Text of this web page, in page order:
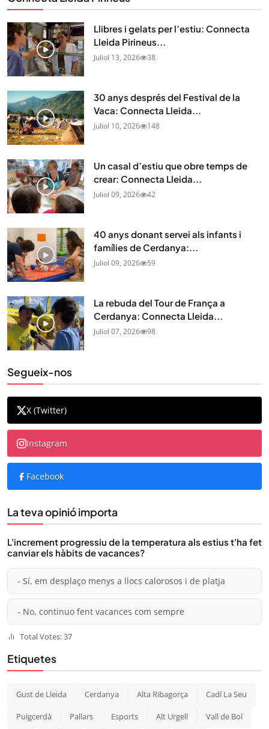
Llibres i gelats per l’estiu: Connecta
Lleida Pirineus...
Juliol 13, 2026 38
30 anys després del Festival de la
Vaca: Connecta Lleida...
Juliol 10, 2026 148
Un casal d’estiu que obre temps de
crear: Connecta Lleida...
Juliol 09, 2026 42
40 anys donant servei als infants i
famílies de Cerdanya:...
Juliol 09, 2026 59
La rebuda del Tour de França a
Cerdanya: Connecta Lleida...
Juliol 07, 2026 98
Segueix-nos
X (Twitter)
Instagram
Facebook
La teva opinió importa
L'increment progressiu de la temperatura als estius t'ha fet
canviar els hàbits de vacances?
- Sí, em desplaço menys a llocs calorosos i de platja
- No, continuo fent vacances com sempre
Total Votes: 37
Etiquetes
Gust de Lleida Cerdanya Alta Ribagorça Cadí La Seu
Puigcerdà Pallars Esports Alt Urgell Vall de Boí